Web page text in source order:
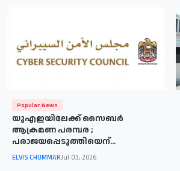
Popular News
യുഎഇയിലേക്ക് സൈബര്‍
ആക്രമണ പരമ്പര ;
പരാജയപ്പെടുത്തിയെന്...
ELVIS CHUMMARJul 03, 2026